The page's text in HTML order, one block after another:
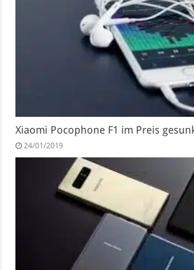
Xiaomi Pocophone F1 im Preis
24/01/2019